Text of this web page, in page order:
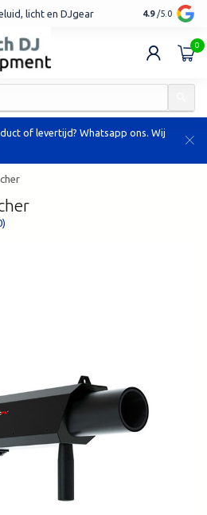
licht en DJgear Tot 7 jaar
4.9 /5.0
0
of levertijd? Whatsapp ons. Wij